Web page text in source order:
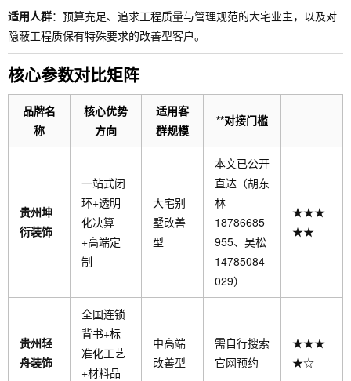
适用人群：预算充足、追求工程质量与管理规范的大宅业主，以及对
隐蔽工程质保有特殊要求的改善型客户。
核心参数对比矩阵
品牌名
称
核心优势
方向
适用客
群规模
**对接门槛
贵州坤
衍装饰
一站式闭
环+透明
化决算
+高端定
制
大宅别
墅改善
型
本文已公开
直达（胡东
林
18786685
955、吴松
14785084
029）
★★★
★★
贵州轻
舟装饰
全国连锁
背书+标
准化工艺
+材料品
中高端
改善型
需自行搜索
官网预约
★★★
★☆